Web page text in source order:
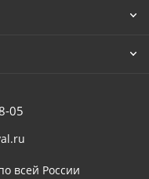
05
всей России